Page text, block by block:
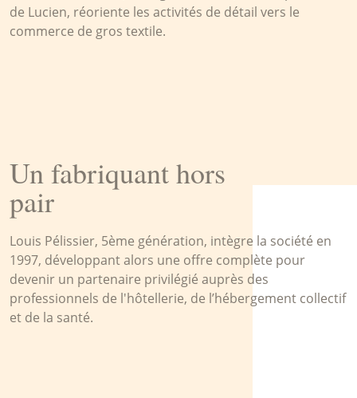
de Lucien, réoriente les activités de détail vers le
commerce de gros textile.
Un fabriquant hors
pair
Louis Pélissier, 5ème génération, intègre la société en
1997, développant alors une offre complète pour
devenir un partenaire privilégié auprès des
professionnels de l'hôtellerie, de l’hébergement collectif
et de la santé.